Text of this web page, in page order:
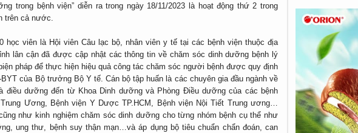
trong bệnh viện” diễn ra trong ngày 18/11/2023 là hoạt động thứ 2 trong
trên cả nước.
học viên là Hội viên Câu lạc bộ, nhân viên y tế tại các bệnh viện thuộc địa
lân cận đã được cập nhật các thông tin về chăm sóc dinh dưỡng bệnh lý
pháp để thực hiện hiệu quả công tác chăm sóc người bệnh được quy định
của Bộ trưởng Bộ Y tế. Cán bộ tập huấn là các chuyên gia đầu ngành về
điều dưỡng đến từ Khoa Dinh dưỡng và Phòng Điều dưỡng của các bệnh
Ương, Bệnh viện Y Dược TP.HCM, Bệnh viện Nội Tiết Trung ương…
như kinh nghiệm chăm sóc dinh dưỡng cho từng nhóm bệnh cụ thể như
ung thư, bệnh suy thận mạn…và áp dụng bộ tiêu chuẩn chẩn đoán, can